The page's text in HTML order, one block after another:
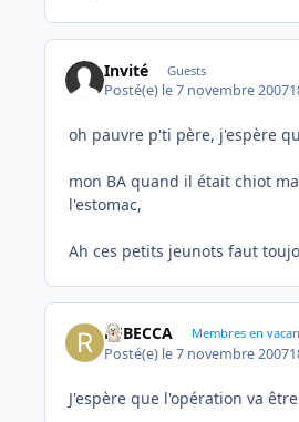
Invité Guests
Posté(e) le 7 novembre 2007
oh pauvre p'ti père, j'espère
mon BA quand il était chiot
l'estomac,
Ah ces petits jeunots faut
REBECCA Membres en
Posté(e) le 7 novembre 2007
J'espère que l'opération va